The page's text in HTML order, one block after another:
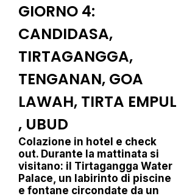
GIORNO 4:
CANDIDASA,
TIRTAGANGGA,
TENGANAN, GOA
LAWAH, TIRTA EMPUL
, UBUD
Colazione in hotel e check
out. Durante la mattinata si
visitano: il Tirtagangga Water
Palace, un labirinto di piscine
e fontane circondate da un